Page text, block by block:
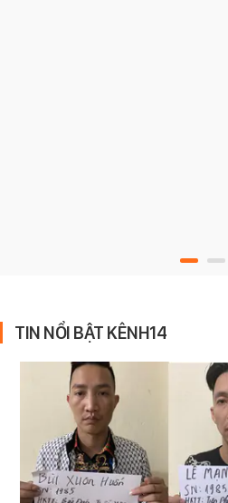
TIN NỔI BẬT KÊNH14